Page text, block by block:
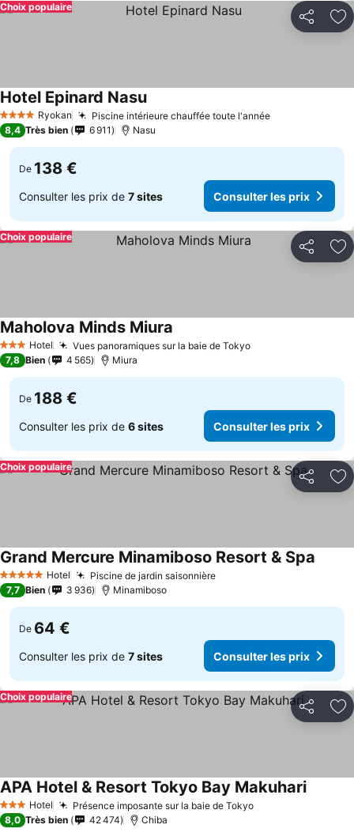
Partager
Choix populaire
4 Étoiles Ryokan Piscine intérieure chauffée toute l'annéeConsulter les
Hotel Epinard NasuConsulter les prix
8,4 Très bien 6 911 Nasu
De 138 €
Consulter les prix de 7 sites Consulter les prix
Partager
Choix populaire
3 ÉtoilesHotel Vues panoramiques sur la baie de TokyoConsulter les prix
Maholova Minds Miura
7,8 Bien 4 565 Miura
De 188 €
Consulter les prix de 6 sites Consulter les prix
Partager
Choix populaire
5 Étoiles Hotel Piscine de jardin saisonnièreConsulter les prix
Grand Mercure Minamiboso Resort & Spa
7,7 Bien 3 936 Minamiboso
De 64 €
Consulter les prix de 7 sites Consulter les prix
Partager
Choix populaire
3 ÉtoilesHotel Présence imposante sur la baie de TokyoConsulter les
APA Hotel & Resort Tokyo Bay Makuhari
8,0 Très bien 42 474 Chiba